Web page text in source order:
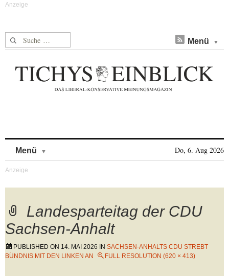
Suche nach: Menü
Menü Do, 6. Aug 2026
Landesparteitag der CDU
Sachsen-Anhalt
PUBLISHED ON 14. MAI 2026 IN SACHSEN-ANHALTS CDU STREBT
BÜNDNIS MIT DEN LINKEN AN
FULL RESOLUTION (620 × 413)